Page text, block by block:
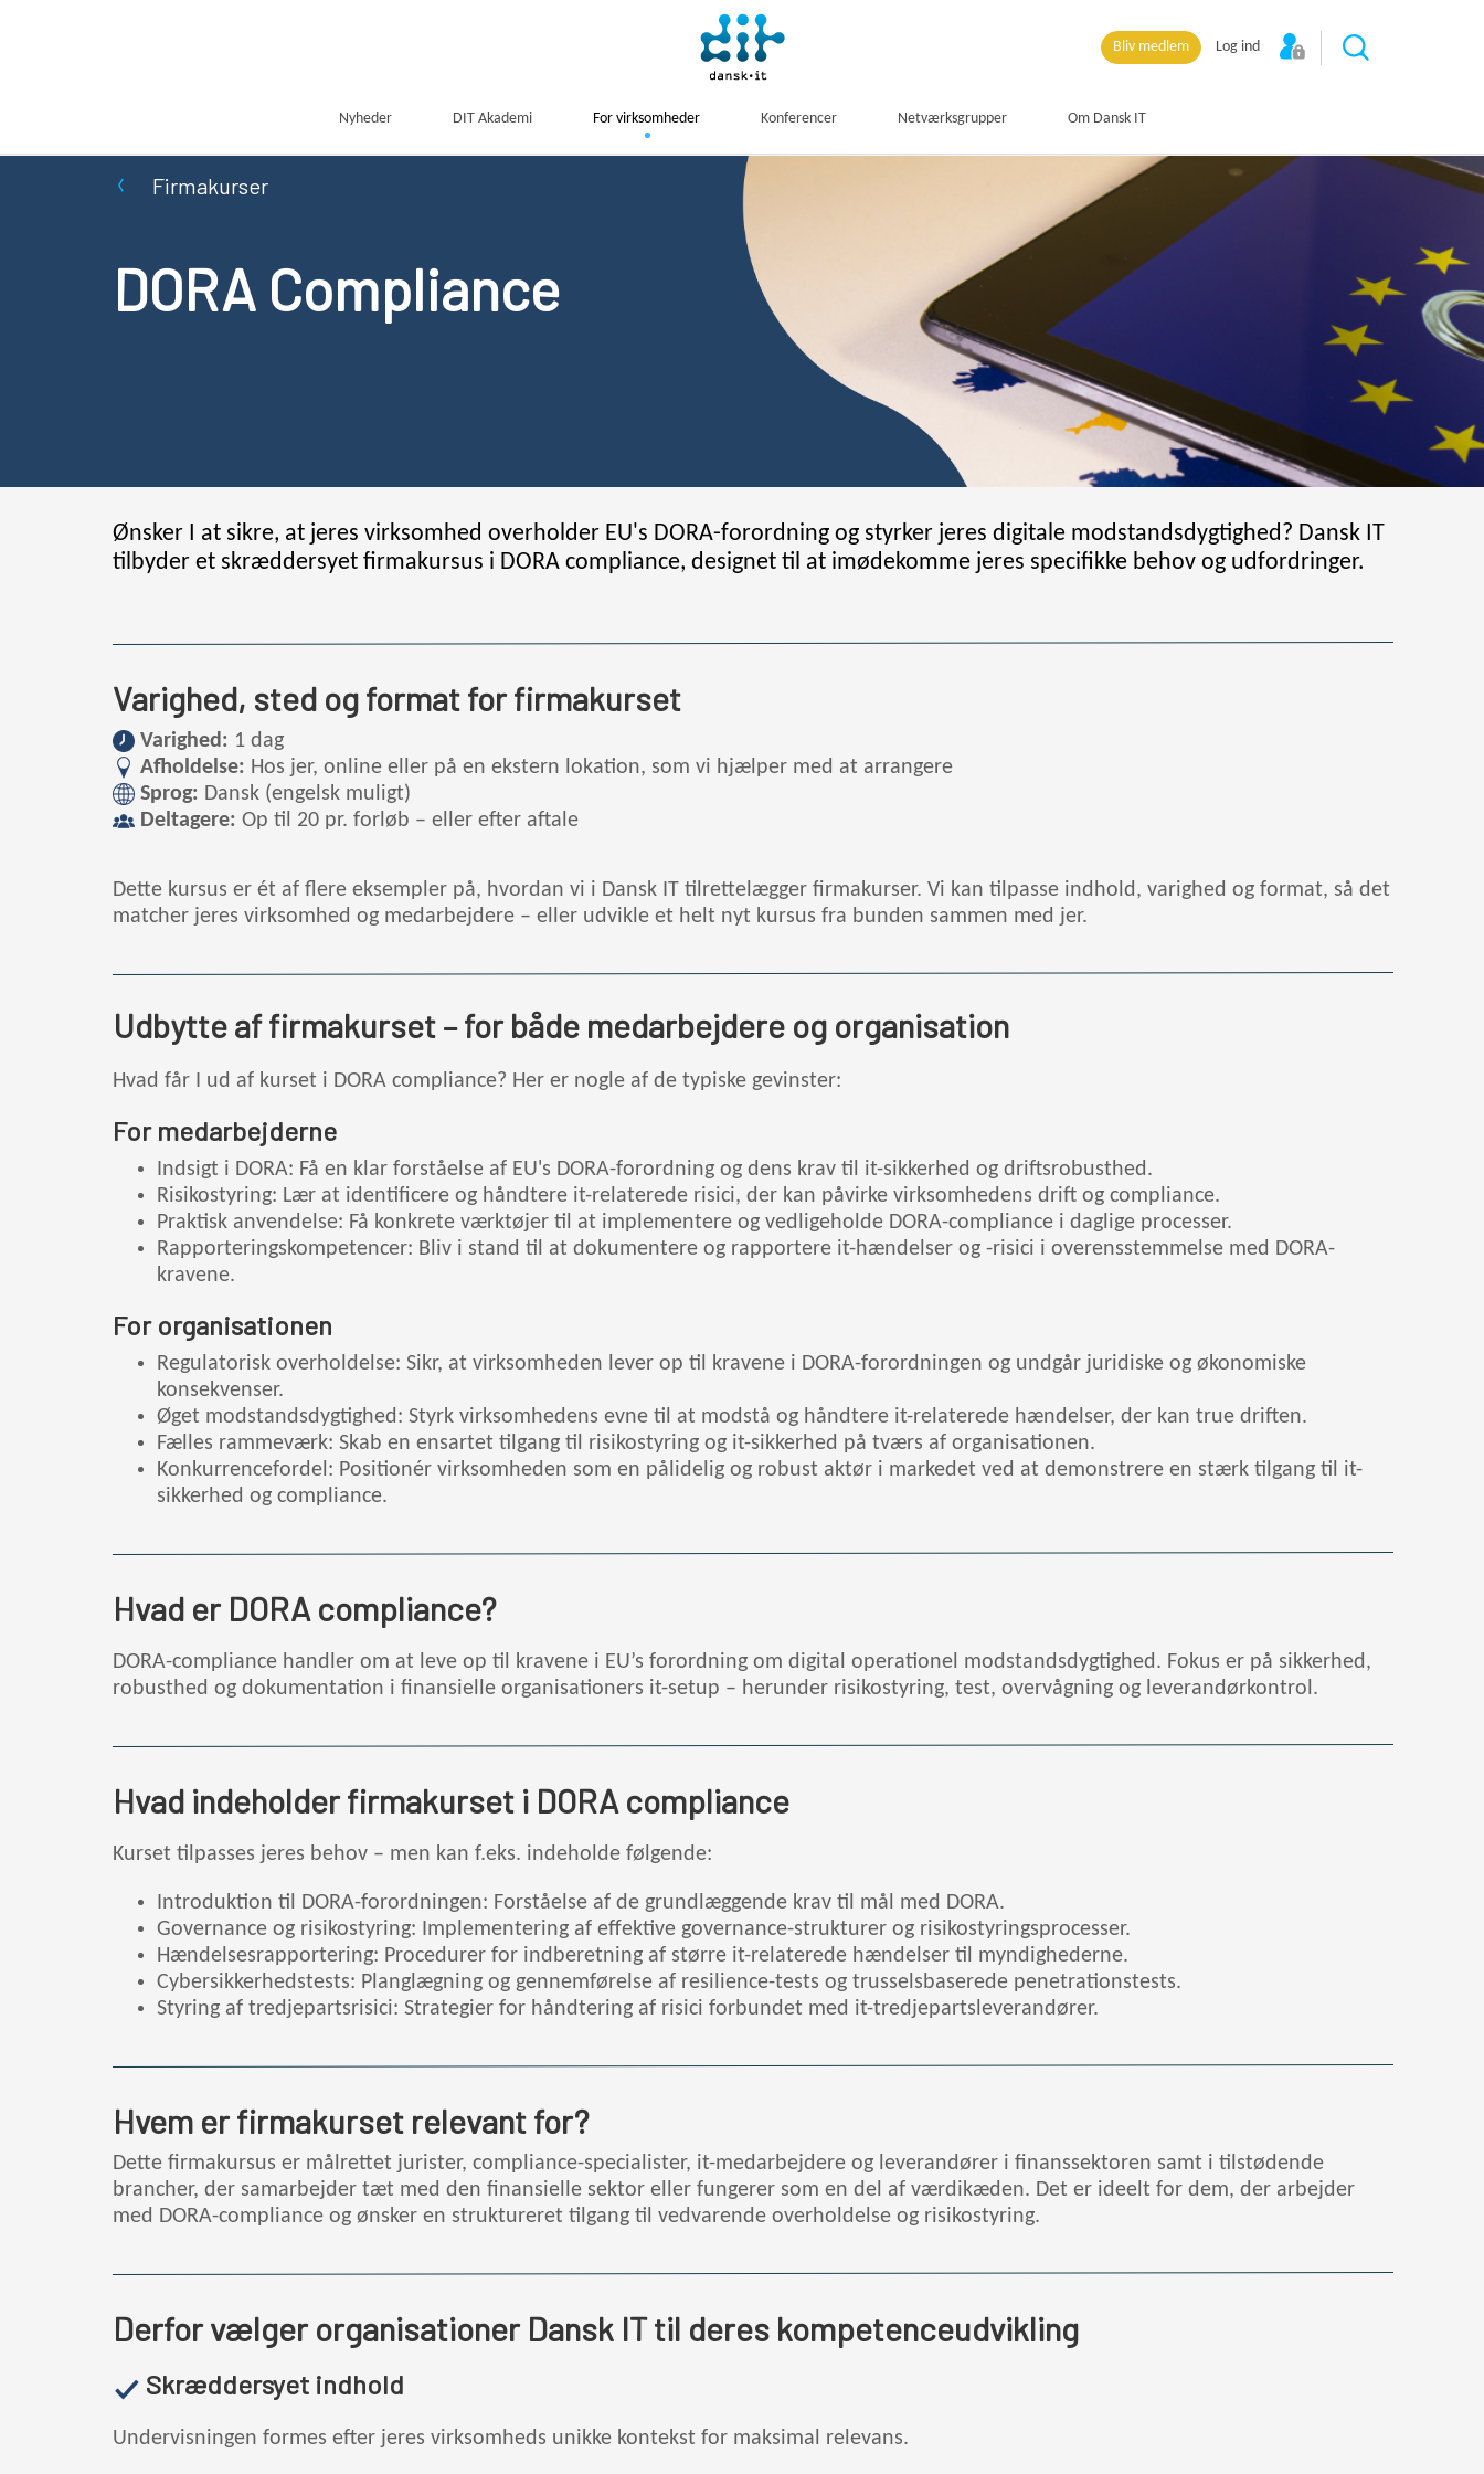
Bliv medlem Log ind
Nyheder DIT Akademi For virksomheder Konferencer Netværksgrupper Om Dansk IT
Firmakurser
DORA Compliance
Ønsker I at sikre, at jeres virksomhed overholder EU's DORA-forordning og styrker jeres digitale modstandsdygtighed? Dansk IT
tilbyder et skræddersyet firmakursus i DORA compliance, designet til at imødekomme jeres specifikke behov og udfordringer.
Varighed, sted og format for firmakurset
Varighed: 1 dag
Afholdelse: Hos jer, online eller på en ekstern lokation, som vi hjælper med at arrangere
Sprog: Dansk (engelsk muligt)
Deltagere: Op til 20 pr. forløb – eller efter aftale
Dette kursus er ét af flere eksempler på, hvordan vi i Dansk IT tilrettelægger firmakurser. Vi kan tilpasse indhold, varighed og format, så det
matcher jeres virksomhed og medarbejdere – eller udvikle et helt nyt kursus fra bunden sammen med jer.
Udbytte af firmakurset – for både medarbejdere og organisation
Hvad får I ud af kurset i DORA compliance? Her er nogle af de typiske gevinster:
For medarbejderne
Indsigt i DORA: Få en klar forståelse af EU's DORA-forordning og dens krav til it-sikkerhed og driftsrobusthed.
Risikostyring: Lær at identificere og håndtere it-relaterede risici, der kan påvirke virksomhedens drift og compliance.
Praktisk anvendelse: Få konkrete værktøjer til at implementere og vedligeholde DORA-compliance i daglige processer.
Rapporteringskompetencer: Bliv i stand til at dokumentere og rapportere it-hændelser og -risici i overensstemmelse med DORA-
kravene.
For organisationen
Regulatorisk overholdelse: Sikr, at virksomheden lever op til kravene i DORA-forordningen og undgår juridiske og økonomiske
konsekvenser.
Øget modstandsdygtighed: Styrk virksomhedens evne til at modstå og håndtere it-relaterede hændelser, der kan true driften.
Fælles rammeværk: Skab en ensartet tilgang til risikostyring og it-sikkerhed på tværs af organisationen.
Konkurrencefordel: Positionér virksomheden som en pålidelig og robust aktør i markedet ved at demonstrere en stærk tilgang til it-
sikkerhed og compliance.
Hvad er DORA compliance?
DORA-compliance handler om at leve op til kravene i EU’s forordning om digital operationel modstandsdygtighed. Fokus er på sikkerhed,
robusthed og dokumentation i finansielle organisationers it-setup – herunder risikostyring, test, overvågning og leverandørkontrol.
Hvad indeholder firmakurset i DORA compliance
Kurset tilpasses jeres behov – men kan f.eks. indeholde følgende:
Introduktion til DORA-forordningen: Forståelse af de grundlæggende krav til mål med DORA.
Governance og risikostyring: Implementering af effektive governance-strukturer og risikostyringsprocesser.
Hændelsesrapportering: Procedurer for indberetning af større it-relaterede hændelser til myndighederne.
Cybersikkerhedstests: Planglægning og gennemførelse af resilience-tests og trusselsbaserede penetrationstests.
Styring af tredjepartsrisici: Strategier for håndtering af risici forbundet med it-tredjepartsleverandører.
Hvem er firmakurset relevant for?
Dette firmakursus er målrettet jurister, compliance-specialister, it-medarbejdere og leverandører i finanssektoren samt i tilstødende
brancher, der samarbejder tæt med den finansielle sektor eller fungerer som en del af værdikæden. Det er ideelt for dem, der arbejder
med DORA-compliance og ønsker en struktureret tilgang til vedvarende overholdelse og risikostyring.
Derfor vælger organisationer Dansk IT til deres kompetenceudvikling
Skræddersyet indhold
Undervisningen formes efter jeres virksomheds unikke kontekst for maksimal relevans.